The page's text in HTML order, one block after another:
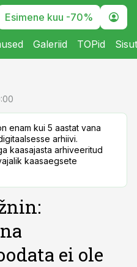
Esimene kuu -70%
Galeriid TOPid
enam kui 5 aastat vana
arhiivi.
kaasajasta arhiveeritud
kaasaegsete
ei ole